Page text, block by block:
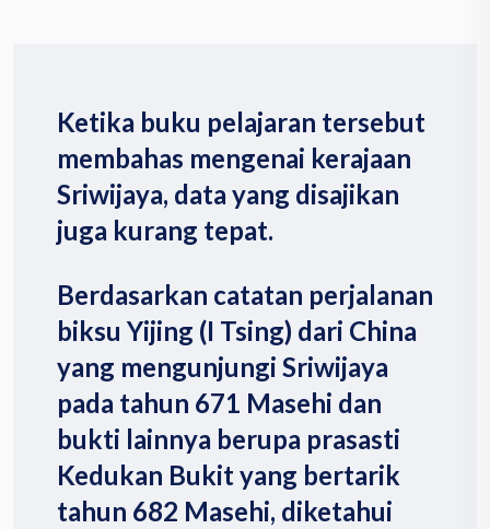
Ketika buku pelajaran tersebut
membahas mengenai kerajaan
Sriwijaya, data yang disajikan
juga kurang tepat.
Berdasarkan catatan perjalanan
biksu Yijing (I Tsing) dari China
yang mengunjungi Sriwijaya
pada tahun 671 Masehi dan
bukti lainnya berupa prasasti
Kedukan Bukit yang bertarik
tahun 682 Masehi, diketahui